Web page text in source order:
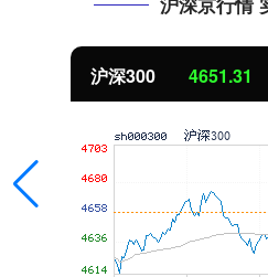
北证50 1122.88